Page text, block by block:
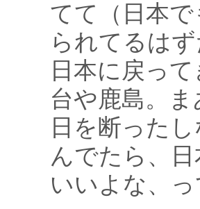
てて（日本
られてるは
日本に戻っ
台や鹿島。
日を断った
んでたら、
いいよな、